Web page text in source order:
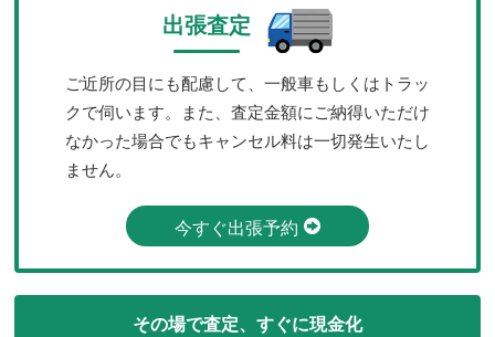
出張査定
ご近所の目にも配慮して、一般車もしくはトラッ
クで伺います。また、査定金額にご納得いただけ
なかった場合でもキャンセル料は一切発生いたし
ません。
今すぐ出張予約
その場で査定、すぐに現金化